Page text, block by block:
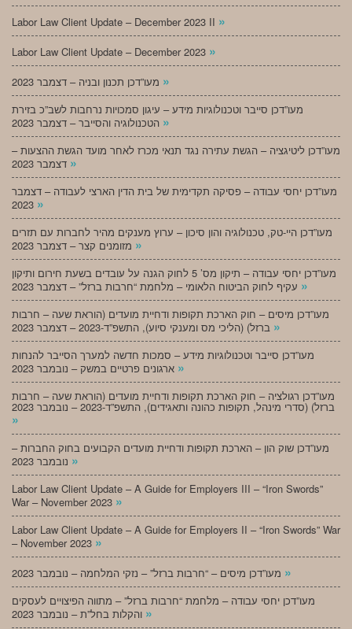
Labor Law Client Update – December 2023 II »
Labor Law Client Update – December 2023 »
»
מעו”דכן סייבר וטכנולוגיות מידע – עיגון סמכויות נרחבות לשב”כ בזירת
»
מעו”דכן ליטיגציה – הגשת עתירה נגד תנאי מכרז לאחר מועד הגשת ההצעות –
»
מעו”דכן יחסי עבודה – פסיקה תקדימית של בית הדין הארצי לעבודה – דצמבר
»
מעו”דכן היי-טק, טכנולוגיה והון סיכון – ערוץ מענקים מהיר לחברות עם תזרים
»
מעו”דכן יחסי עבודה – תיקון מס’ 5 לחוק הגנה על עובדים בשעת חירום ותיקון
»
מעו”דכן מיסים – חוק הארכת תקופות ודחיית מועדים (הוראת שעה – חרבות
»
מעו”דכן סייבר וטכנולוגיות מידע – סמכות חדשה למערך הסייבר להנחות
»
מעו”דכן רגולציה – חוק הארכת תקופות ודחיית מועדים (הוראת שעה – חרבות
ברזל) (סדרי מינהל, תקופות כהונה ותאגידים), התשפ”ד-2023 – נובמבר 2023
»
מעו”דכן שוק הון – הארכת תקופות ודחיית מועדים הקבועים בחוק החברות –
»
Labor Law Client Update – A Guide for Employers III – “Iron Swords”
War – November 2023 »
Labor Law Client Update – A Guide for Employers II – “Iron Swords” War
– November 2023 »
»
מעו”דכן יחסי עבודה – מלחמת “חרבות ברזל” – מתווה הפיצויים לעסקים
»